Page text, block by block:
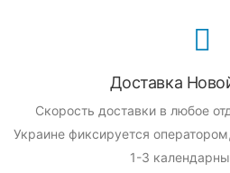
Доставка
Скорость доставки в любое
Украине фиксируется
1-3